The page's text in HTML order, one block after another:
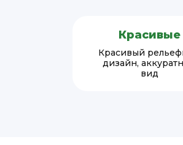
Красивые
Красивый
дизайн,
вид